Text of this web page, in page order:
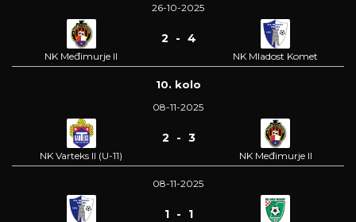
26-10-2025
NK Međimurje II
2 - 4
NK Mladost Komet
10. kolo
08-11-2025
NK Varteks II (U-11)
2 - 3
NK Međimurje II
08-11-2025
1 - 1